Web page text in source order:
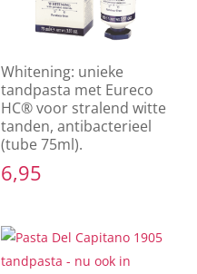
Whitening: unieke
tandpasta met Eureco
HC® voor stralend witte
tanden, antibacterieel
(tube 75ml).
6,95